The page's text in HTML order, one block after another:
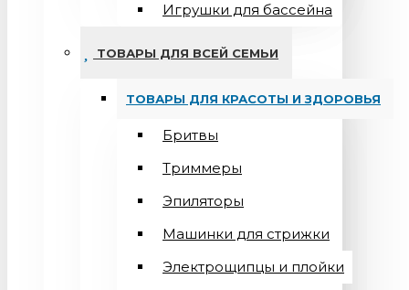
Игрушки для бассейна
ТОВАРЫ ДЛЯ ВСЕЙ СЕМЬИ
ТОВАРЫ ДЛЯ КРАСОТЫ И ЗДОРОВЬЯ
Бритвы
Триммеры
Эпиляторы
Машинки для стрижки
Электрощипцы и плойки